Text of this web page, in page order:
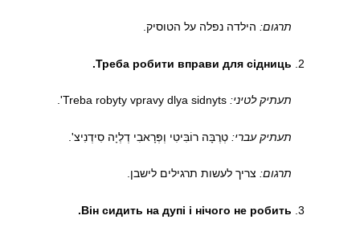
תרגום:הילדה נפלה על הטוסיק.
Треба робити вправи для сідниць.
תעתיק לטיני:Treba robyty vpravy dlya sidnyts'.
תעתיק עברי: טְרֶבָּה רוֹבִּיטִי וְפְּרָאבִי דְלְיָה סִידְנִיצ'.
תרגום:צריך לעשות תרגילים לישבן.
Він сидить на дупі і нічого не робить.